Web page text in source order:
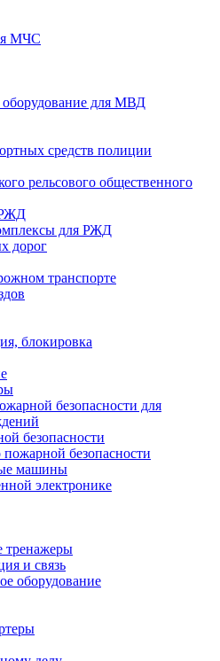
МЧС
для МВД
средств полиции
рельсового общественного
РЖД
для РЖД
дорог
транспорте
блокировка
безопасности для
безопасности
безопасности
машины
электронике
тренажеры
и связь
оборудование